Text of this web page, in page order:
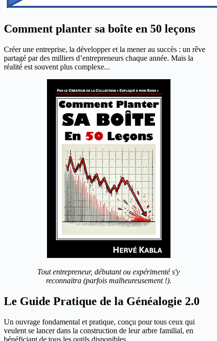
Comment planter sa boîte en 50 leçons
Créer une entreprise, la développer et la mener au succès : un rêve
partagé par des milliers d’entrepreneurs chaque année. Mais la
réalité est souvent plus complexe...
Tout entrepreneur, débutant ou expérimenté s'y
reconnaitra (parfois malheureusement !).
Le Guide Pratique de la Généalogie 2.0
Un ouvrage fondamental et pratique, conçu pour tous ceux qui
veulent se lancer dans la construction de leur arbre familial, en